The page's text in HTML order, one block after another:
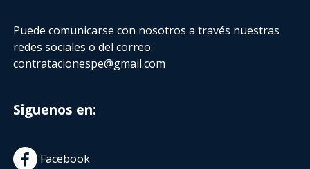
Puede comunicarse con nosotros a través nuestras
redes sociales o del correo:
contratacionespe@gmail.com
Siguenos en:
Facebook